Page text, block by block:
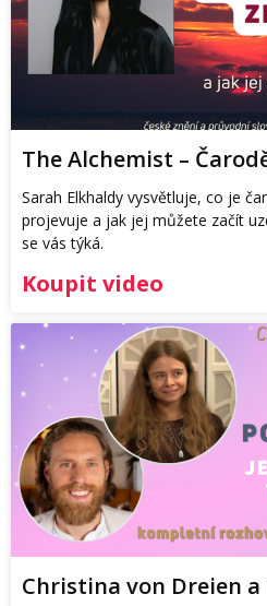
The Alchemist –
Sarah Elkhaldy vysvětluje, co je
projevuje a jak jej můžete začít
se vás týká.
Koupit video
Christina von Dreien a